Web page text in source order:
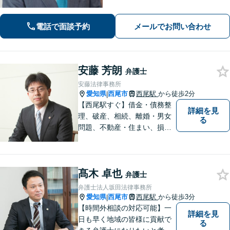
税理士・社労士がいます】不当解雇・
未払い残業代・就業規則の整備など対
応【当日/夜間/土日対応可】
電話で面談予約 メールでお問い合わせ
安藤 芳朗 弁護士
安藤法律事務所
愛知県|西尾市 西尾駅 から徒歩2分
【西尾駅すぐ】借金・債務整
理、破産、相続、離婚・男女
問題、不動産・住まい、損害
詳細を見
る
髙木 卓也 弁護士
弁護士法人坂田法律事務所
愛知県|西尾市 西尾駅 から徒歩3分
【時間外相談の対応可能】一
日も早く地域の皆様に貢献で
詳細を見
る